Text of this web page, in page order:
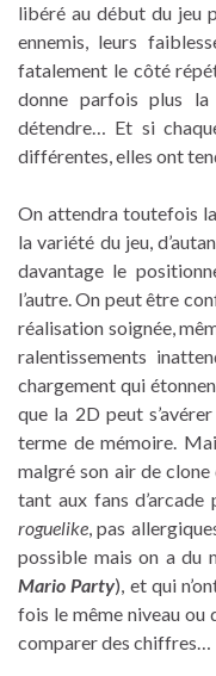
libéré au début du jeu
ennemis, leurs
fatalement le côté
donne parfois plus
détendre… Et si
différentes, elles ont
On attendra toutefois
la variété du jeu,
davantage le
l’autre. On peut être
réalisation soignée,
ralentissements
chargement qui
que la 2D peut
terme de mémoire.
malgré son air de clone
tant aux fans d’arcade
roguelike, pas
possible mais on a du
Mario Party), et qui
fois le même niveau ou
comparer des chiffres…